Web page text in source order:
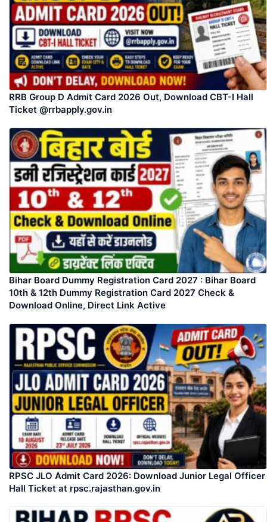
RRB Group D Admit Card 2026 Out, Download CBT-I Hall
Ticket @rrbapply.gov.in
Bihar Board Dummy Registration Card 2027 : Bihar Board
10th & 12th Dummy Registration Card 2027 Check &
Download Online, Direct Link Active
RPSC JLO Admit Card 2026: Download Junior Legal Officer
Hall Ticket at rpsc.rajasthan.gov.in